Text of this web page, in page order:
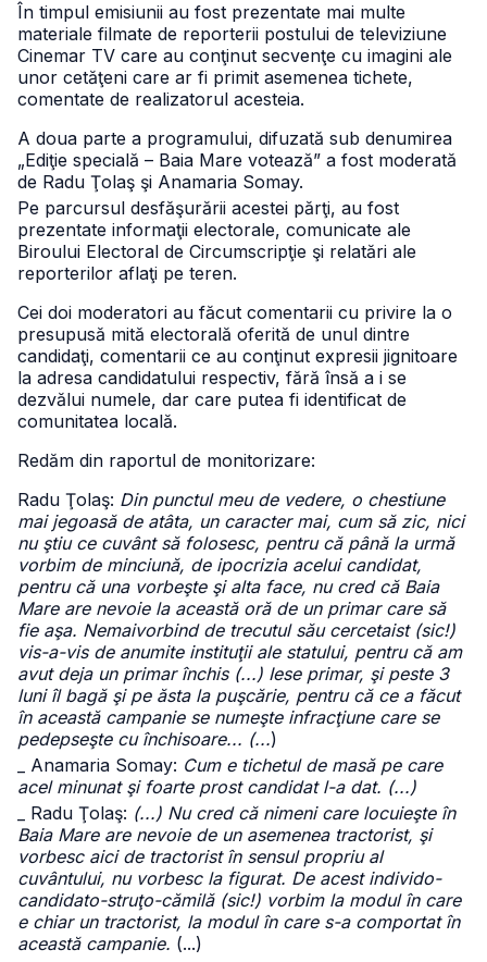
În timpul emisiunii au fost prezentate mai multe
materiale filmate de reporterii postului de televiziune
Cinemar TV care au conţinut secvenţe cu imagini ale
unor cetăţeni care ar fi primit asemenea tichete,
comentate de realizatorul acesteia.
A doua parte a programului, difuzată sub denumirea
„Ediţie specială – Baia Mare votează” a fost moderată
de Radu Ţolaş şi Anamaria Somay.
Pe parcursul desfăşurării acestei părţi, au fost
prezentate informaţii electorale, comunicate ale
Biroului Electoral de Circumscripţie şi relatări ale
reporterilor aflaţi pe teren.
Cei doi moderatori au făcut comentarii cu privire la o
presupusă mită electorală oferită de unul dintre
candidaţi, comentarii ce au conţinut expresii jignitoare
la adresa candidatului respectiv, fără însă a i se
dezvălui numele, dar care putea fi identificat de
comunitatea locală.
Redăm din raportul de monitorizare:
Radu Ţolaş: Din punctul meu de vedere, o chestiune
mai jegoasă de atâta, un caracter mai, cum să zic, nici
nu ştiu ce cuvânt să folosesc, pentru că până la urmă
vorbim de minciună, de ipocrizia acelui candidat,
pentru că una vorbeşte şi alta face, nu cred că Baia
Mare are nevoie la această oră de un primar care să
fie aşa. Nemaivorbind de trecutul său cercetaist (sic!)
vis-a-vis de anumite instituţii ale statului, pentru că am
avut deja un primar închis (...) Iese primar, şi peste 3
luni îl bagă şi pe ăsta la puşcărie, pentru că ce a făcut
în această campanie se numeşte infracţiune care se
pedepseşte cu închisoare... (...)
_ Anamaria Somay: Cum e tichetul de masă pe care
acel minunat şi foarte prost candidat l-a dat. (...)
_ Radu Ţolaş: (...) Nu cred că nimeni care locuieşte în
Baia Mare are nevoie de un asemenea tractorist, şi
vorbesc aici de tractorist în sensul propriu al
cuvântului, nu vorbesc la figurat. De acest individo-
candidato-struţo-cămilă (sic!) vorbim la modul în care
e chiar un tractorist, la modul în care s-a comportat în
această campanie. (...)